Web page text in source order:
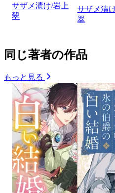
サザメ漬け/岩上
翠
サザメ漬
翠
同じ著者の作品
もっと見る